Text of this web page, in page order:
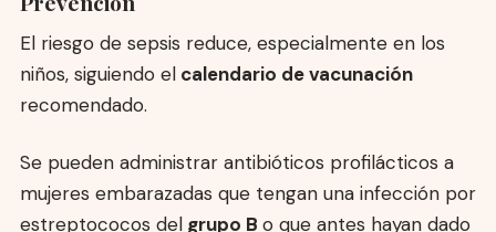
El riesgo de sepsis reduce, especialmente en los
niños, siguiendo elcalendario de vacunación
recomendado.
Se pueden administrar antibióticos profilácticos a
mujeres embarazadas que tengan una infección por
estreptococos delgrupo B o que antes hayan dado